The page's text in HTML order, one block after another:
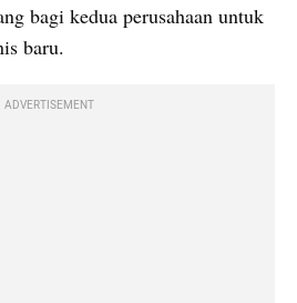
bagi kedua perusahaan untuk
baru.
ADVERTISEMENT